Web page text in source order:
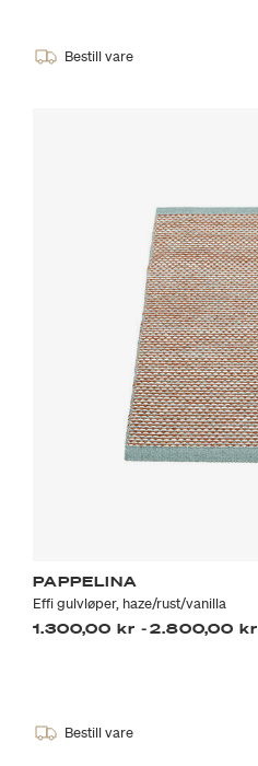
Bestill vare
PAPPELINA
Effi gulvløper, haze/rust/vanilla
1.300,00 kr -2.800,00 kr
Bestill vare